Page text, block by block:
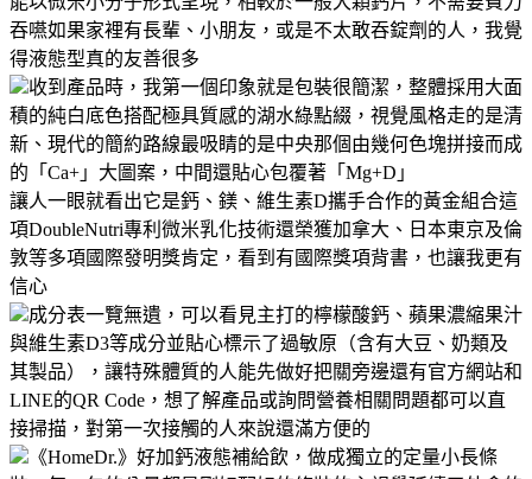
吞嚥如果家裡有長輩、小朋友，或是不太敢吞錠劑的人，我覺
得液態型真的友善很多
收到產品時，我第一個印象就是包裝很簡潔，整體採用大面
積的純白底色搭配極具質感的湖水綠點綴，視覺風格走的是清
新、現代的簡約路線最吸睛的是中央那個由幾何色塊拼接而成
的「Ca+」大圖案，中間還貼心包覆著「Mg+D」
讓人一眼就看出它是鈣、鎂、維生素D攜手合作的黃金組合這
項DoubleNutri專利微米乳化技術還榮獲加拿大、日本東京及倫
敦等多項國際發明獎肯定，看到有國際獎項背書，也讓我更有
信心
成分表一覽無遺，可以看見主打的檸檬酸鈣、蘋果濃縮果汁
與維生素D3等成分並貼心標示了過敏原（含有大豆、奶類及
其製品），讓特殊體質的人能先做好把關旁邊還有官方網站和
LINE的QR Code，想了解產品或詢問營養相關問題都可以直
接掃描，對第一次接觸的人來說還滿方便的
《HomeDr.》好加鈣液態補給飲，做成獨立的定量小長條